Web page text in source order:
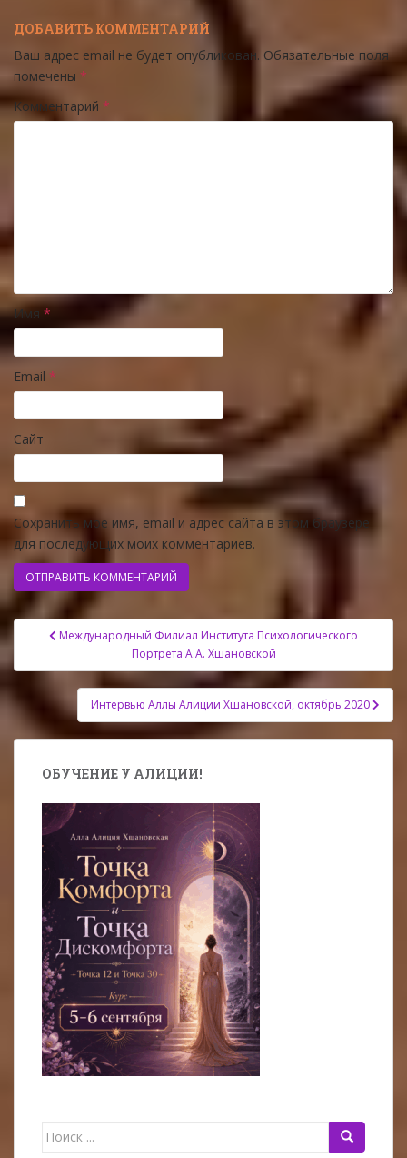
ДОБАВИТЬ КОММЕНТАРИЙ
Ваш адрес email не будет опубликован. Обязательные поля
помечены *
Комментарий *
Имя *
Email *
Сайт
Сохранить моё имя, email и адрес сайта в этом браузере
для последующих моих комментариев.
Навигация
записям
Международный Филиал Института Психологического
Портрета А.А. Хшановской
Интервью Аллы Алиции Хшановской, октябрь 2020
ОБУЧЕНИЕ У АЛИЦИИ!
Поиск